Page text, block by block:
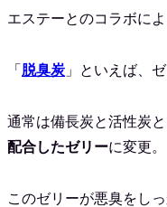
エステーとのコラボに
「 脱臭炭 」といえば、
通常は備長炭と活性炭
配合したゼリーに変更。
このゼリーが悪臭をし